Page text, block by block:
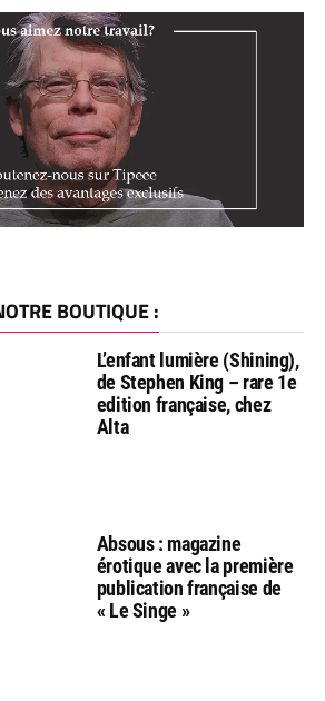
BOUTIQUE :
L’enfant lumière (Shining),
de Stephen King – rare 1e
edition française, chez
Alta
Absous : magazine
érotique avec la première
publication française de
« Le Singe »